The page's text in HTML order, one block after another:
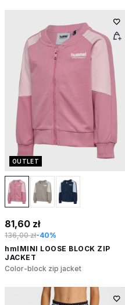
OUTLET
81,60 zł
136,00 zł-40%
hmlMINI LOOSE BLOCK ZIP
JACKET
Color-block zip jacket